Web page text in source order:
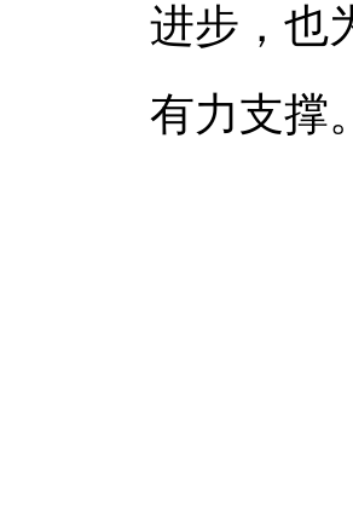
进步，也
有力支撑